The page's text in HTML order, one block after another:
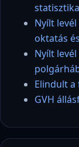
Nyílt
oktatás
Nyílt
Elindult a
GVH